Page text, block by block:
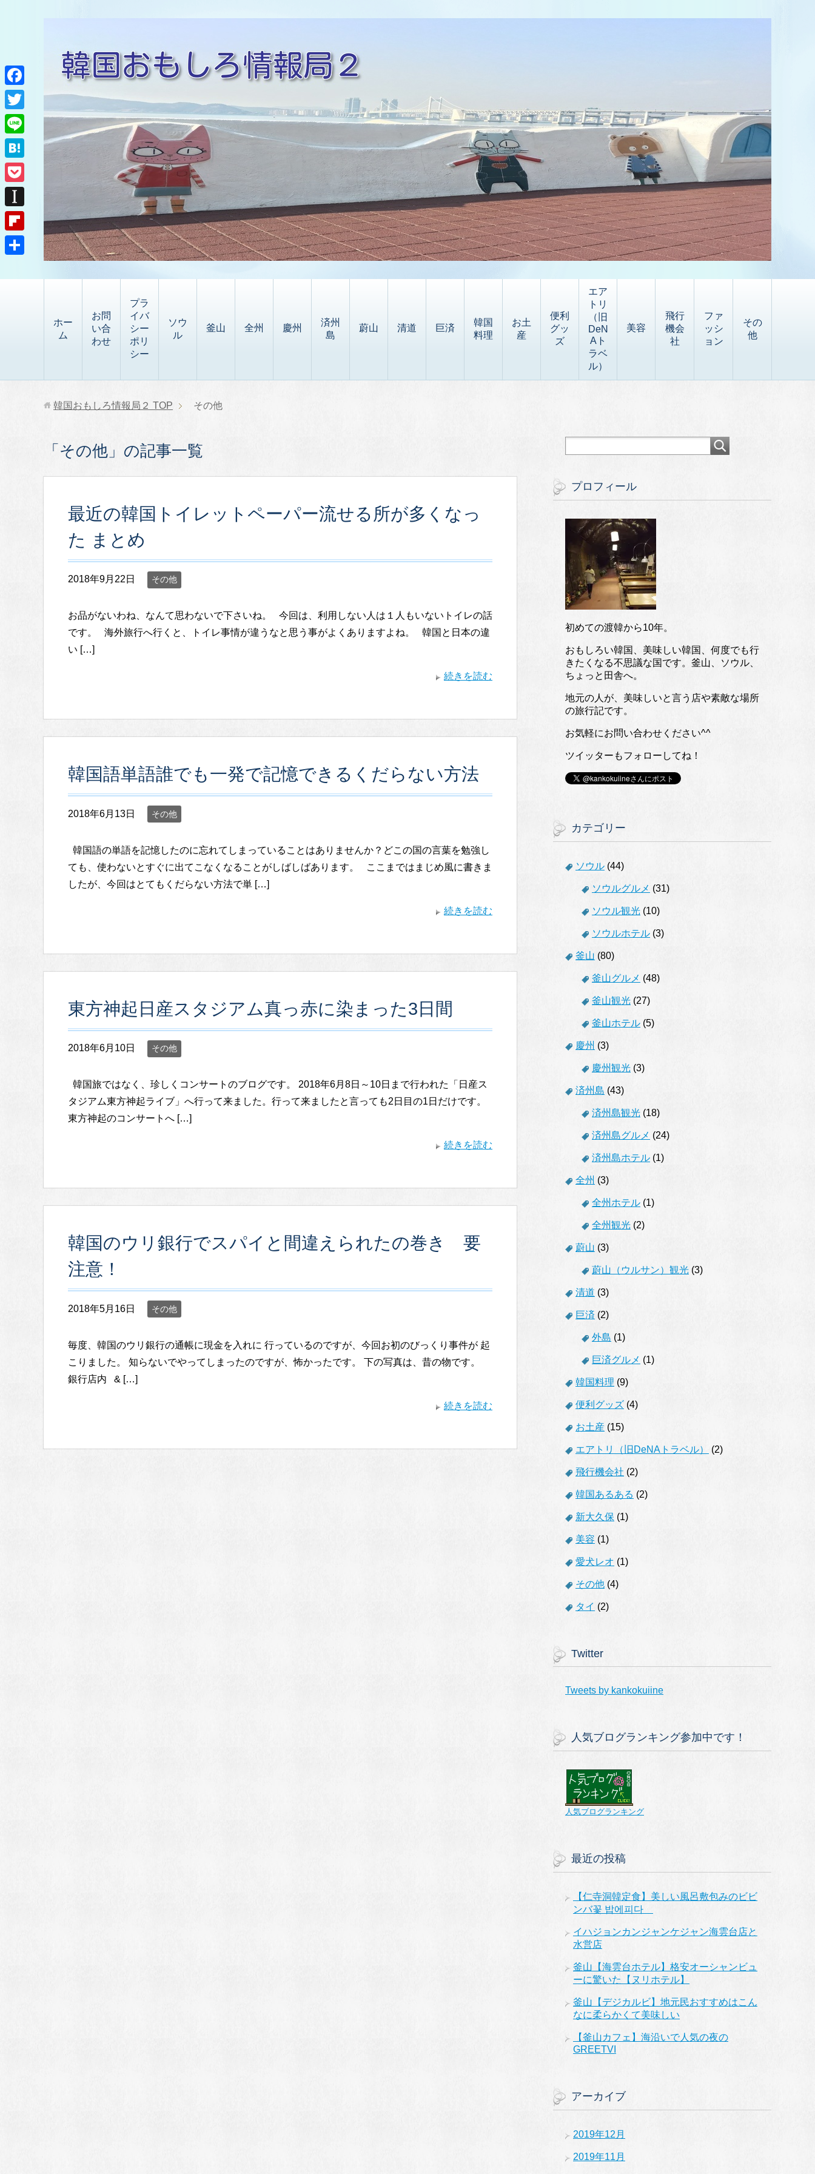
ホー
ム
お問
い合
わせ
プラ
イバ
シー
ポリ
シー
ソウ
ル
釜山 全州 慶州
済州
島
蔚山 清道 巨済
韓国
料理
お土
産
便利
グッ
ズ
エア
トリ
（旧
DeN
Aト
ラベ
ル）
美容
飛行
機会
社
ファ
ッシ
ョン
その
他
韓国おもしろ情報局２ TOP その他
「その他」の記事一覧
最近の韓国トイレットペーパー流せる所が多くなっ
た まとめ
2018年9月22日 その他
お品がないわね、なんて思わないで下さいね。 今回は、利用しない人は１人もいないトイレの話
です。 海外旅行へ行くと、トイレ事情が違うなと思う事がよくありますよね。 韓国と日本の違
い […]
続きを読む
韓国語単語誰でも一発で記憶できるくだらない方法
2018年6月13日 その他
韓国語の単語を記憶したのに忘れてしまっていることはありませんか？どこの国の言葉を勉強し
ても、使わないとすぐに出てこなくなることがしばしばあります。 ここまではまじめ風に書きま
したが、今回はとてもくだらない方法で単 […]
続きを読む
東方神起日産スタジアム真っ赤に染まった3日間
2018年6月10日 その他
韓国旅ではなく、珍しくコンサートのブログです。 2018年6月8日～10日まで行われた「日産ス
タジアム東方神起ライブ」へ行って来ました。行って来ましたと言っても2日目の1日だけです。
東方神起のコンサートへ […]
続きを読む
韓国のウリ銀行でスパイと間違えられたの巻き 要
注意！
2018年5月16日 その他
毎度、韓国のウリ銀行の通帳に現金を入れに 行っているのですが、今回お初のびっくり事件が 起
こりました。 知らないでやってしまったのですが、怖かったです。 下の写真は、昔の物です。
銀行店内 & […]
続きを読む
プロフィール
初めての渡韓から10年。
おもしろい韓国、美味しい韓国、何度でも行
きたくなる不思議な国です。釜山、ソウル、
ちょっと田舎へ。
地元の人が、美味しいと言う店や素敵な場所
の旅行記です。
お気軽にお問い合わせください^^
ツイッターもフォローしてね！
カテゴリー
ソウル (44)
ソウルグルメ (31)
ソウル観光 (10)
ソウルホテル (3)
釜山 (80)
釜山グルメ (48)
釜山観光 (27)
釜山ホテル (5)
慶州 (3)
慶州観光 (3)
済州島 (43)
済州島観光 (18)
済州島グルメ (24)
済州島ホテル (1)
全州 (3)
全州ホテル (1)
全州観光 (2)
蔚山 (3)
蔚山（ウルサン）観光 (3)
清道 (3)
巨済 (2)
外島 (1)
巨済グルメ (1)
韓国料理 (9)
便利グッズ (4)
お土産 (15)
エアトリ（旧DeNAトラベル） (2)
飛行機会社 (2)
韓国あるある (2)
新大久保 (1)
美容 (1)
愛犬レオ (1)
その他 (4)
タイ (2)
Twitter
Tweets by kankokuiine
人気ブログランキング参加中です！
人気ブログランキング
最近の投稿
【仁寺洞韓定食】美しい風呂敷包みのビビ
ンバ꽃 밥에피다
イハジョンカンジャンケジャン海雲台店と
水営店
釜山【海雲台ホテル】格安オーシャンビュ
ーに驚いた【ヌリホテル】
釜山【デジカルビ】地元民おすすめはこん
なに柔らかくて美味しい
【釜山カフェ】海沿いで人気の夜の
GREETVI
アーカイブ
2019年12月
2019年11月
F
a
c
e
b
o
o
k
T
w
i
e
r
L
i
n
H
a
t
e
n
P
o
c
k
I
n
s
F
i